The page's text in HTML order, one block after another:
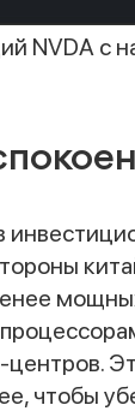
NVDA с
центров.
чтобы